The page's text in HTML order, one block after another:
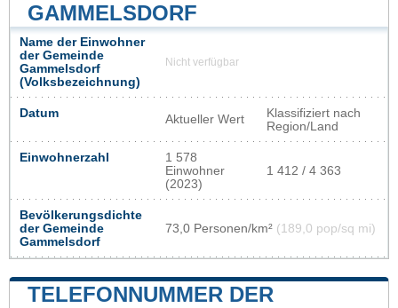
GAMMELSDORF
Name der Einwohner
der Gemeinde
Gammelsdorf
(Volksbezeichnung)
Nicht verfügbar
Datum Aktueller Wert
Klassifiziert nach
Region/Land
Einwohnerzahl
1 578
Einwohner
(2023)
1 412 / 4 363
Bevölkerungsdichte
der Gemeinde
Gammelsdorf
73,0 Personen/km² (189,0 pop/sq mi)
TELEFONNUMMER DER